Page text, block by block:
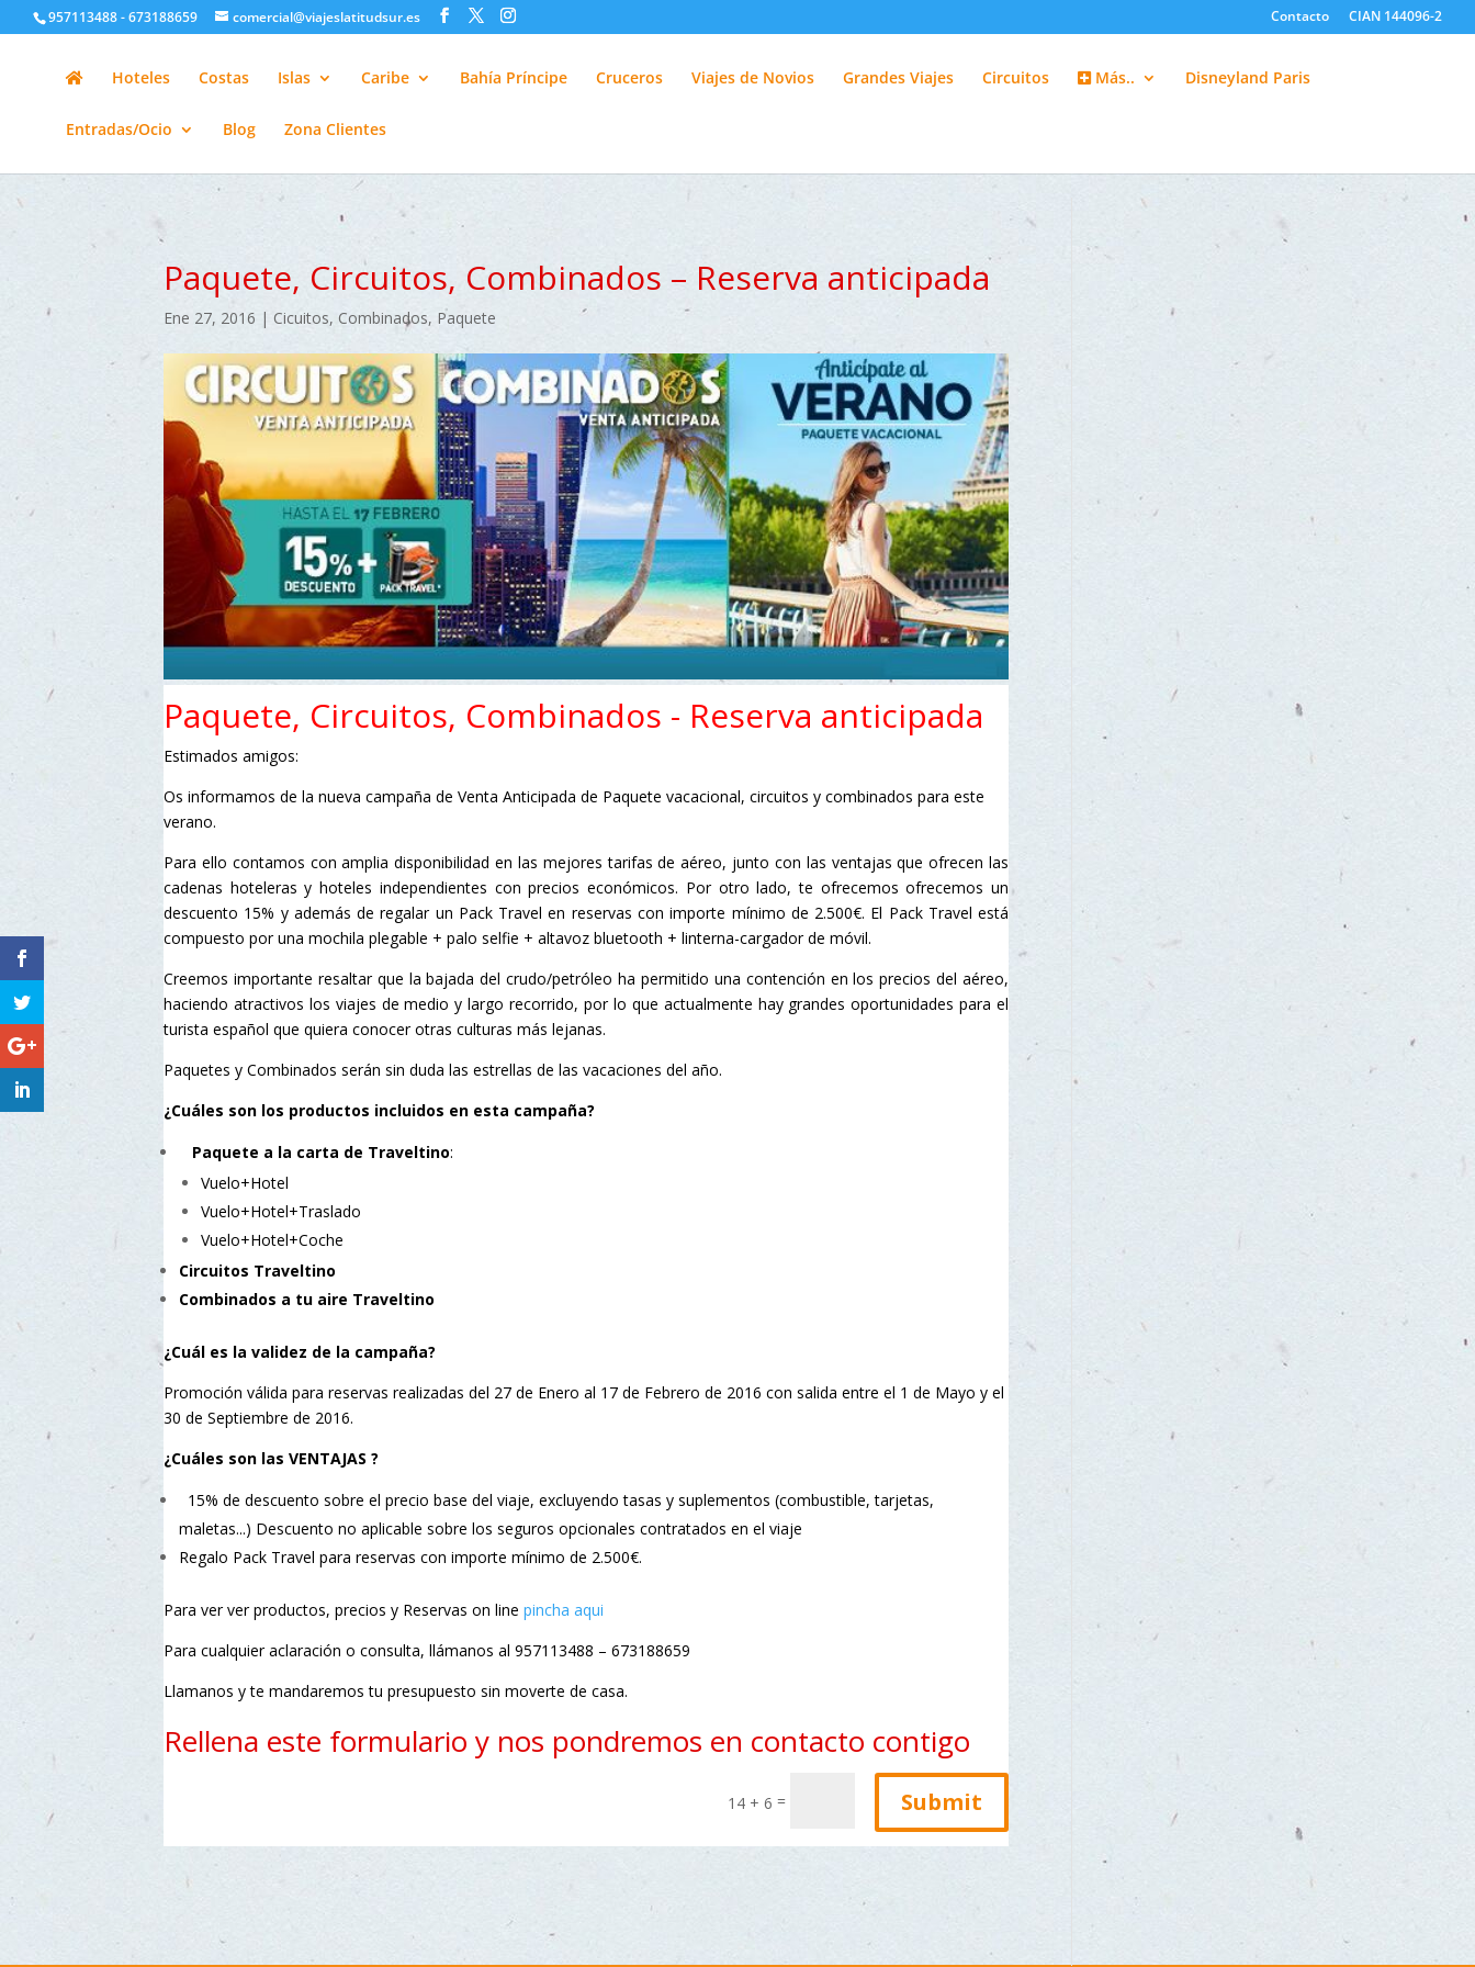
google-site-verification=H6A6AFFbXLQPnewL7da5KWjTFeKytP3gbsCfUlQl-3k
957113488 - 673188659 comercial@viajeslatitudsur.es Contacto CIAN 144096-2
Hoteles Costas Islas Caribe Bahía Príncipe Cruceros Viajes de Novios Grandes Viajes Circuitos Más.. Disneyland Paris
Entradas/Ocio Blog Zona Clientes
Paquete, Circuitos, Combinados – Reserva anticipada
Ene 27, 2016 | Cicuitos, Combinados, Paquete
Paquete, Circuitos, Combinados - Reserva anticipada
Estimados amigos:
Os informamos de la nueva campaña de Venta Anticipada de Paquete vacacional, circuitos y combinados para este
verano.
Para ello contamos con amplia disponibilidad en las mejores tarifas de aéreo, junto con las ventajas que ofrecen las
cadenas hoteleras y hoteles independientes con precios económicos. Por otro lado, te ofrecemos ofrecemos un
descuento 15% y además de regalar un Pack Travel en reservas con importe mínimo de 2.500€. El Pack Travel está
compuesto por una mochila plegable + palo selfie + altavoz bluetooth + linterna-cargador de móvil.
Creemos importante resaltar que la bajada del crudo/petróleo ha permitido una contención en los precios del aéreo,
haciendo atractivos los viajes de medio y largo recorrido, por lo que actualmente hay grandes oportunidades para el
turista español que quiera conocer otras culturas más lejanas.
Paquetes y Combinados serán sin duda las estrellas de las vacaciones del año.
¿Cuáles son los productos incluidos en esta campaña?
Paquete a la carta de Traveltino:
Vuelo+Hotel
Vuelo+Hotel+Traslado
Vuelo+Hotel+Coche
Circuitos Traveltino
Combinados a tu aire Traveltino
¿Cuál es la validez de la campaña?
Promoción válida para reservas realizadas del 27 de Enero al 17 de Febrero de 2016 con salida entre el 1 de Mayo y el
30 de Septiembre de 2016.
¿Cuáles son las VENTAJAS ?
15% de descuento sobre el precio base del viaje, excluyendo tasas y suplementos (combustible, tarjetas,
maletas...) Descuento no aplicable sobre los seguros opcionales contratados en el viaje
Regalo Pack Travel para reservas con importe mínimo de 2.500€.
Para ver ver productos, precios y Reservas on line pincha aqui
Para cualquier aclaración o consulta, llámanos al 957113488 – 673188659
Llamanos y te mandaremos tu presupuesto sin moverte de casa.
Rellena este formulario y nos pondremos en contacto contigo
14 + 6 = Submit